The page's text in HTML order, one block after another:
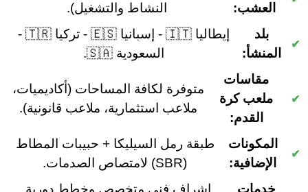
العشب:
النشاط والتشغيل).
بلد
المنشأ:
إيطاليا 🇮🇹 - إسبانيا 🇪🇸 - تركيا 🇹🇷 -
السعودية 🇸🇦.
مقاسات
ملعب كرة
القدم:
متوفرة لكافة المساحات (أكاديميات،
ملاعب استثمارية، ملاعب قانونية).
المكونات
الإضافية:
طبقة رمل السيليكا + حبيبات المطاط
(SBR) لامتصاص الصدمات.
خدمات
إشراف فني متخصص وخطط دورية